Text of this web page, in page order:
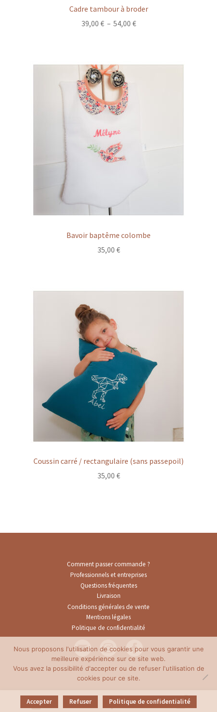
Cadre tambour à broder
39,00 € – 54,00 €Plage
Bavoir baptême colombe
35,00 €
Coussin carré / rectangulaire (sans passepoil)
35,00 €
Comment passer commande ?
Professionnels et entreprises
Questions fréquentes
Livraison
Conditions générales de vente
Mentions légales
Politique de confidentialité
Recherche
Recherche
0
Nous proposons l'utilisation de cookies pour vous garantir une
meilleure expérience sur ce site web.
Vous avez la possibilité d'accepter ou de refuser l'utilisation de
cookies pour ce site.
Accepter Refuser Politique de confidentialité